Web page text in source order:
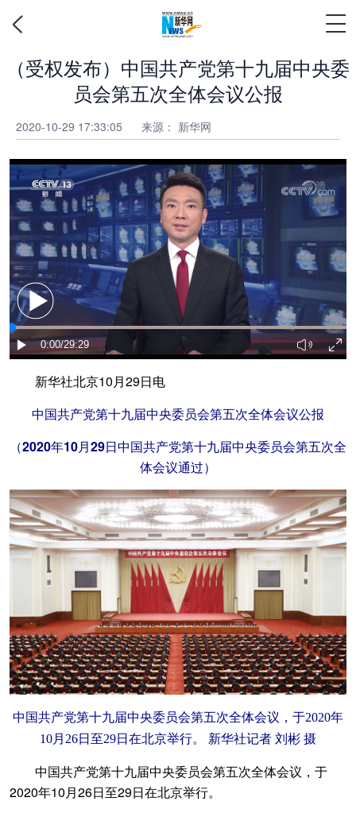
（受权发布）中国共产党第十九届中央委
员会第五次全体会议公报
2020-10-29 17:33:05 来源： 新华网
新华社北京10月29日电
中国共产党第十九届中央委员会第五次全体会议公报
（2020年10月29日中国共产党第十九届中央委员会第五次全
体会议通过）
中国共产党第十九届中央委员会第五次全体会议，于2020年
10月26日至29日在北京举行。 新华社记者 刘彬 摄
中国共产党第十九届中央委员会第五次全体会议，于
2020年10月26日至29日在北京举行。